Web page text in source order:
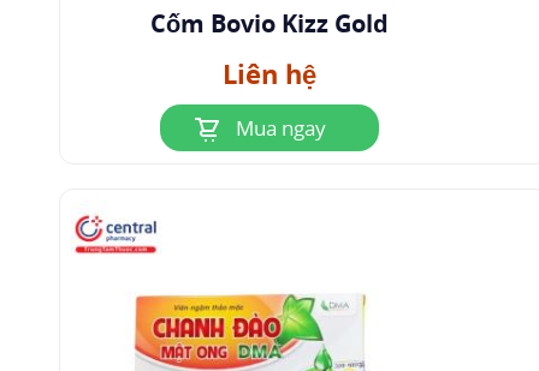
Cốm Bovio Kizz Gold
Liên hệ
Mua ngay